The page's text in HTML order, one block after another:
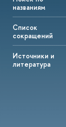
названиям
Список
сокращений
Источники и
литература